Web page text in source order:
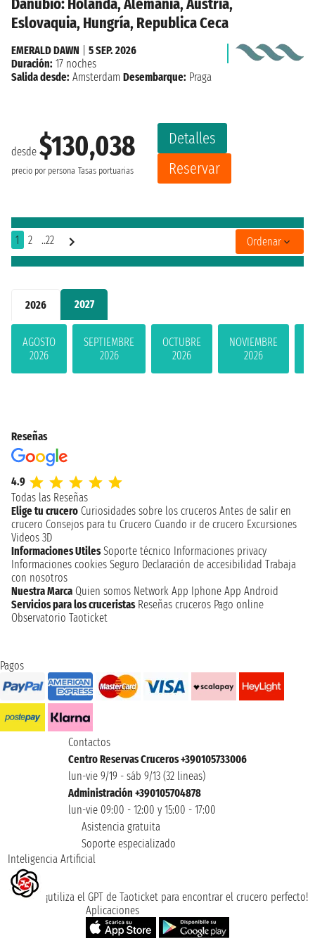
2026 2027
AGOSTO
2026
SEPTIEMBRE
2026
OCTUBRE
2026
NOVIEMBRE
2026
Eslovaquia, Hungría, Republica Ceca
desde $130,038
precio por persona Tasas portuarias
Detalles
Reservar
EMERALD DAWN
5 SEP. 2026
Duración: 17 noches
Salida desde: Amsterdam Desembarque: Praga
1 2 ..22 Ordenar
Reseñas
4.9
Todas las Reseñas
Elige tu crucero Curiosidades sobre los cruceros Antes de salir en
crucero Consejos para tu Crucero Cuando ir de crucero Excursiones
Videos 3D
Informaciones Utiles Soporte técnico Informaciones privacy
Informaciones cookies Seguro Declaración de accesibilidad Trabaja
con nosotros
Nuestra Marca Quien somos Network App Iphone App Android
Servicios para los cruceristas Reseñas cruceros Pago online
Observatorio Taoticket
Pagos
Contactos
Centro Reservas Cruceros +390105733006
lun-vie 9/19 - sáb 9/13 (32 lineas)
Administración +390105704878
lun-vie 09:00 - 12:00 y 15:00 - 17:00
Asistencia gratuita
Soporte especializado
Inteligencia Artificial
¡utiliza el GPT de Taoticket para encontrar el crucero perfecto!
Aplicaciones